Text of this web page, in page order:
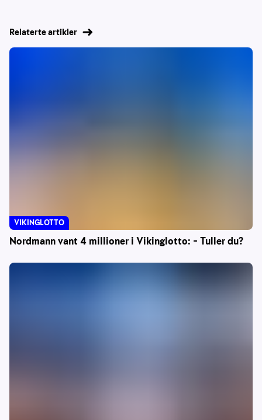
Relaterte artikler
Nordmann vant 4 millioner i Vikinglotto: – Tuller du?
VIKINGLOTTO